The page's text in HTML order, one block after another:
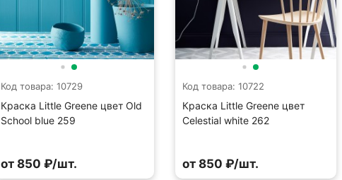
Код товара: 10729
Краска Little Greene цвет Old
School blue 259
от 850 ₽/шт.
Код товара: 10722
Краска Little Greene цвет
Celestial white 262
от 850 ₽/шт.